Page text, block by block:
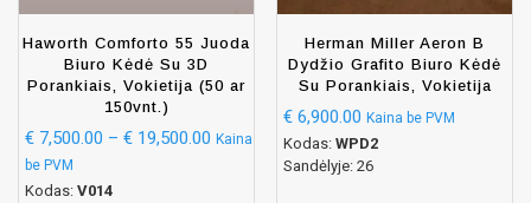
Haworth Comforto 55 Juoda
Biuro Kėdė Su 3D
Porankiais, Vokietija (50 ar
150vnt.)
€ 7,500.00 – € 19,500.00 Kaina
be PVM
Kodas: V014
Herman Miller Aeron B
Dydžio Grafito Biuro Kėdė
Su Porankiais, Vokietija
€ 6,900.00 Kaina be PVM
Kodas: WPD2
Sandėlyje: 26